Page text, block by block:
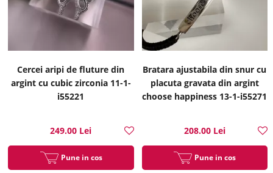
Cercei aripi de fluture din
argint cu cubic zirconia 11-1-
i55221
249.00 Lei
Pune in cos
Bratara ajustabila din snur cu
placuta gravata din argint
choose happiness 13-1-i55271
208.00 Lei
Pune in cos